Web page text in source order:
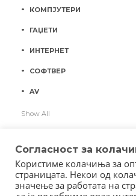
КОМПЈУТЕРИ
ГАЏЕТИ
ИНТЕРНЕТ
СОФТВЕР
AV
Show All
Согласност за
Користиме колачиња за
страницата. Некои од
значење за работата на